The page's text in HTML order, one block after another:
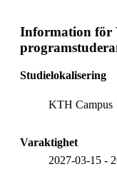
Information för
Studielokalisering
KTH Campus
Varaktighet
2027-03-15 -